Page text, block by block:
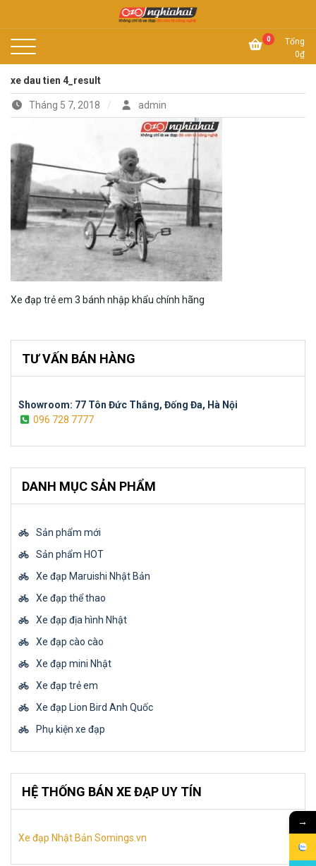
Xe đạp Nhật Nghĩa Hải 0
Tổng
0₫
xe dau tien 4_result
Tháng 5 7, 2018 admin
Xe đạp trẻ em 3 bánh nhập khẩu chính hãng
TƯ VẤN BÁN HÀNG
Showroom: 77 Tôn Đức Thắng, Đống Đa, Hà Nội
096 728 7777
DANH MỤC SẢN PHẨM
Sản phẩm mới
Sản phẩm HOT
Xe đạp Maruishi Nhật Bản
Xe đạp thể thao
Xe đạp địa hình Nhật
Xe đạp cào cào
Xe đạp mini Nhật
Xe đạp trẻ em
Xe đạp Lion Bird Anh Quốc
Phụ kiện xe đạp
HỆ THỐNG BÁN XE ĐẠP UY TÍN
Xe đạp Nhật Bản Somings.vn
→